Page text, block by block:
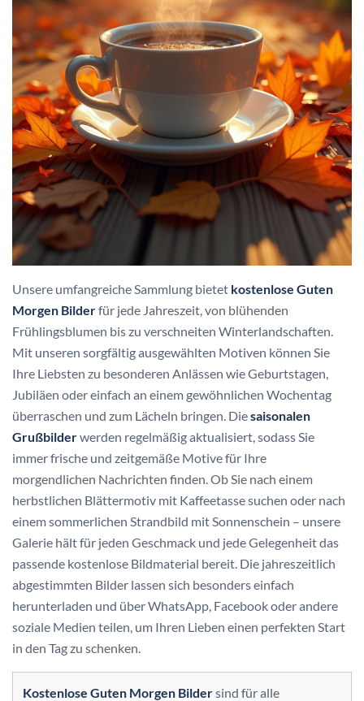
Unsere umfangreiche Sammlung bietet kostenlose Guten
Morgen Bilderfür jede Jahreszeit, von blühenden
Frühlingsblumen bis zu verschneiten Winterlandschaften.
Mit unseren sorgfältig ausgewählten Motiven können Sie
Ihre Liebsten zu besonderen Anlässen wie Geburtstagen,
Jubiläen oder einfach an einem gewöhnlichen Wochentag
überraschen und zum Lächeln bringen. Diesaisonalen
Grußbilderwerden regelmäßig aktualisiert, sodass Sie
immer frische und zeitgemäße Motive für Ihre
morgendlichen Nachrichten finden. Ob Sie nach einem
herbstlichen Blättermotiv mit Kaffeetasse suchen oder nach
einem sommerlichen Strandbild mit Sonnenschein – unsere
Galerie hält für jeden Geschmack und jede Gelegenheit das
passende kostenlose Bildmaterial bereit. Die jahreszeitlich
abgestimmten Bilder lassen sich besonders einfach
herunterladen und über WhatsApp, Facebook oder andere
soziale Medien teilen, um Ihren Lieben einen perfekten Start
in den Tag zu schenken.
Kostenlose Guten Morgen Bildersind für alle